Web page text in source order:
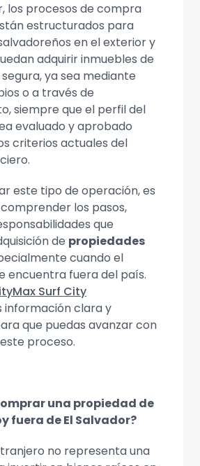
los procesos de compra
estructurados para
en el exterior y
adquirir inmuebles de
ya sea mediante
o a través de
siempre que el perfil del
evaluado y aprobado
criterios actuales del
este tipo de operación, es
los pasos,
que
de propiedades
cuando el
encuentra fuera del país.
Surf City
clara y
que puedas avanzar con
proceso.
una propiedad de
fuera de El Salvador?
no representa una